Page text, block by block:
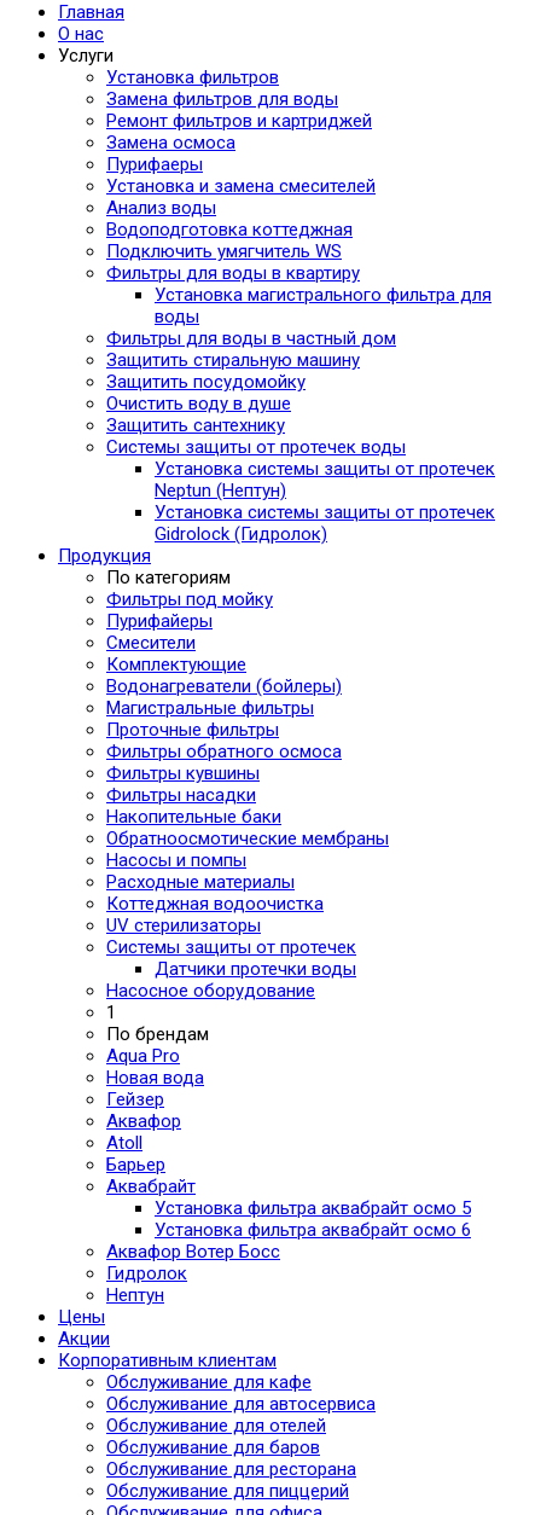
Главная
О нас
Услуги
Установка фильтров
Замена фильтров для воды
Ремонт фильтров и картриджей
Замена осмоса
Пурифаеры
Установка и замена смесителей
Анализ воды
Водоподготовка коттеджная
Подключить умягчитель WS
Фильтры для воды в квартиру
Установка магистрального фильтра для
воды
Фильтры для воды в частный дом
Защитить стиральную машину
Защитить посудомойку
Очистить воду в душе
Защитить сантехнику
Системы защиты от протечек воды
Установка системы защиты от протечек
Neptun (Нептун)
Установка системы защиты от протечек
Gidrolock (Гидролок)
Продукция
По категориям
Фильтры под мойку
Пурифайеры
Смесители
Комплектующие
Водонагреватели (бойлеры)
Магистральные фильтры
Проточные фильтры
Фильтры обратного осмоса
Фильтры кувшины
Фильтры насадки
Накопительные баки
Обратноосмотические мембраны
Насосы и помпы
Расходные материалы
Коттеджная водоочистка
UV стерилизаторы
Системы защиты от протечек
Датчики протечки воды
Насосное оборудование
1
По брендам
Aqua Pro
Новая вода
Гейзер
Аквафор
Atoll
Барьер
Аквабрайт
Установка фильтра аквабрайт осмо 5
Установка фильтра аквабрайт осмо 6
Аквафор Вотер Босс
Гидролок
Нептун
Цены
Акции
Корпоративным клиентам
Обслуживание для кафе
Обслуживание для автосервиса
Обслуживание для отелей
Обслуживание для баров
Обслуживание для ресторана
Обслуживание для пиццерий